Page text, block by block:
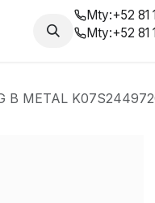
Nosotros Blog
Mty:+52 81
Mty:+52 81
B METAL